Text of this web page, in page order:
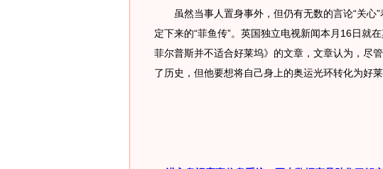
虽然当事人置身事外，但仍有无数的言论“关心”
定下来的“菲鱼传”。英国独立电视新闻本月16日就
菲尔普斯并不适合好莱坞》的文章，文章认为，尽
了历史，但他要想将自己身上的奥运光环转化为好